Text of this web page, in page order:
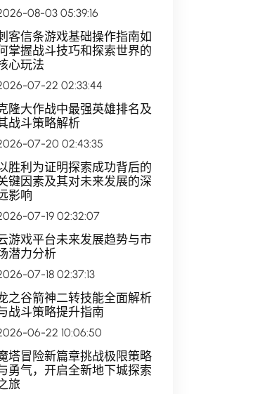
08-03 05:39:16
客信条游戏基础操作指南如
掌握战斗技巧和探索世界的
心玩法
07-22 02:33:44
隆大作战中最强英雄排名及
战斗策略解析
07-20 02:43:35
胜利为证明探索成功背后的
键因素及其对未来发展的深
影响
07-19 02:32:07
游戏平台未来发展趋势与市
潜力分析
07-18 02:37:13
之谷箭神二转技能全面解析
战斗策略提升指南
06-22 10:06:50
塔冒险新篇章挑战极限策略
勇气，开启全新地下城探索
旅